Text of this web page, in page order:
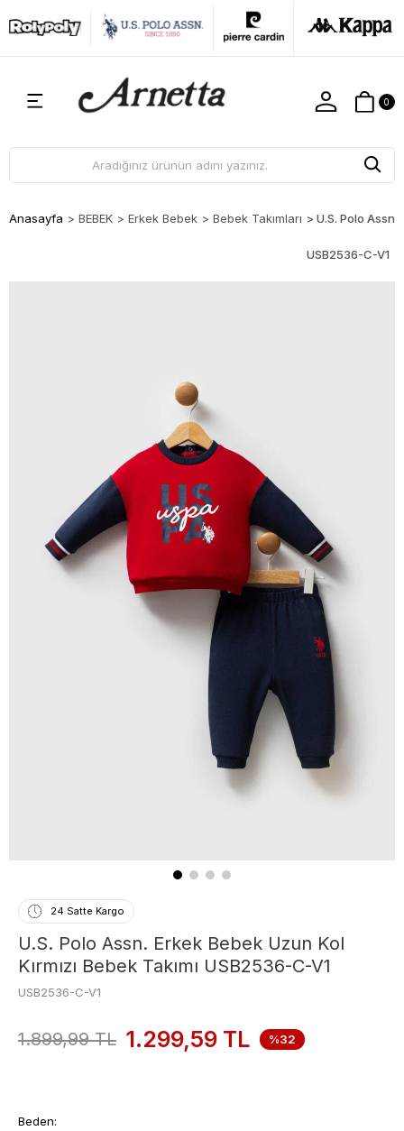
0
Anasayfa > BEBEK > Erkek Bebek > Bebek Takımları > U.S. Polo Assn.
USB2536-C-V1
24 Satte Kargo
U.S. Polo Assn. Erkek Bebek Uzun Kol
Kırmızı Bebek Takımı USB2536-C-V1
USB2536-C-V1
1.899,99TL 1.299,59 TL %32
Beden: